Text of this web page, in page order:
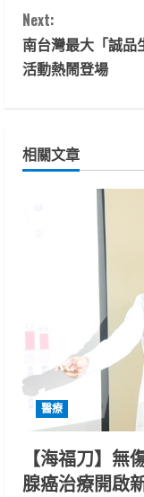
n
t
i
u
d
i
n
g
Next:
南台灣最大「誠品
活動熱鬧登場
相關文章
醫療
【海福刀】
腺癌治療開啟